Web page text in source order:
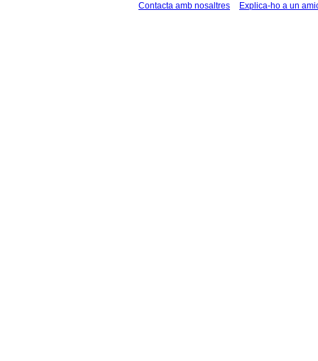
Contacta amb nosaltres Explica-ho a un